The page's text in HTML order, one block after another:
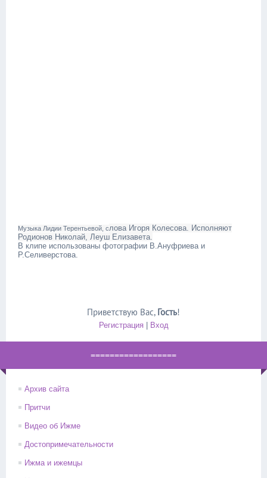
Музыка Лидии Терентьевой, слова Игоря Колесова. Исполняют
Родионов Николай, Леуш Елизавета.
В клипе использованы фотографии В.Ануфриева и
Р.Селиверстова.
Приветствую Вас, Гость!
Регистрация| Вход
==================
Архив сайта
Притчи
Видео об Ижме
Достопримечательности
Ижма и ижемцы